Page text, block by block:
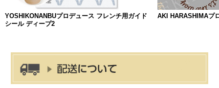
YOSHIKONANBUプロデュース フレンチ用ガイド
シール ディープ2
AKI HARASHIMAプ